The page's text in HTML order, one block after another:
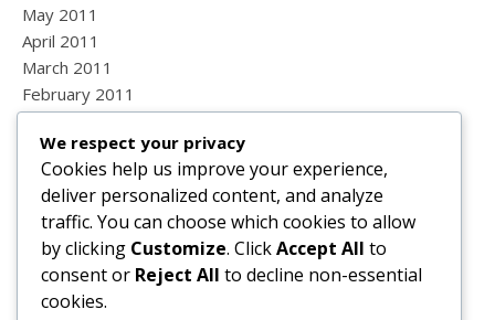
May 2011
April 2011
March 2011
February 2011
December 2010
November 2010
October 2010
September 2010
August 2010
July 2010
June 2010
We respect your privacy
Cookies help us improve your experience,
deliver personalized content, and analyze
traffic. You can choose which cookies to allow
by clicking Customize. ClickAccept All to
consent or Reject All to decline non-essential
cookies.